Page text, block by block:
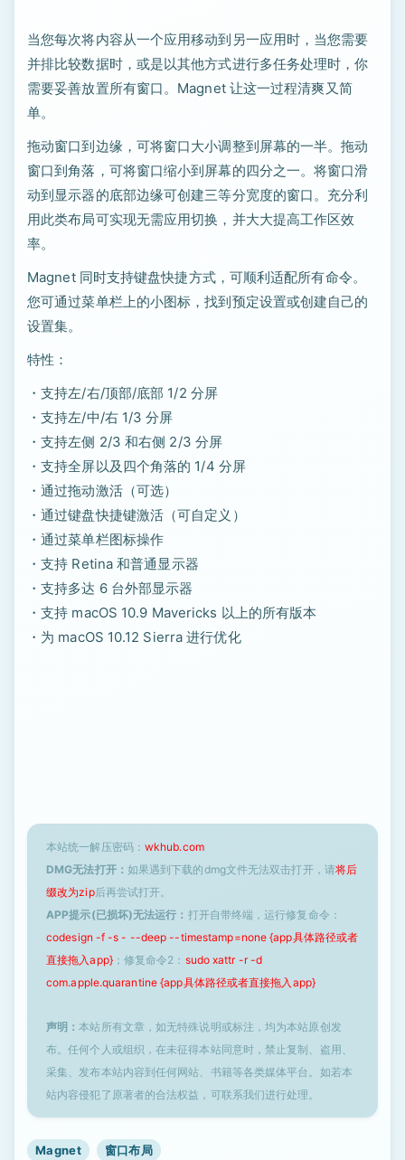
当您每次将内容从一个应用移动到另一应用时，当您需要
并排比较数据时，或是以其他方式进行多任务处理时，你
需要妥善放置所有窗口。Magnet 让这一过程清爽又简
单。
拖动窗口到边缘，可将窗口大小调整到屏幕的一半。拖动
窗口到角落，可将窗口缩小到屏幕的四分之一。将窗口滑
动到显示器的底部边缘可创建三等分宽度的窗口。充分利
用此类布局可实现无需应用切换，并大大提高工作区效
率。
Magnet 同时支持键盘快捷方式，可顺利适配所有命令。
您可通过菜单栏上的小图标，找到预定设置或创建自己的
设置集。
特性：
・支持左/右/顶部/底部 1/2 分屏
・支持左/中/右 1/3 分屏
・支持左侧 2/3 和右侧 2/3 分屏
・支持全屏以及四个角落的 1/4 分屏
・通过拖动激活（可选）
・通过键盘快捷键激活（可自定义）
・通过菜单栏图标操作
・支持 Retina 和普通显示器
・支持多达 6 台外部显示器
・支持 macOS 10.9 Mavericks 以上的所有版本
・为 macOS 10.12 Sierra 进行优化
本站统一解压密码： wkhub.com
DMG无法打开： 如果遇到下载的dmg文件无法双击打开，请将后
缀改为zip后再尝试打开。
APP提示(已损坏)无法运行： 打开自带终端，运行修复命令：
codesign -f -s - --deep --timestamp=none {app具体路径或者
直接拖入app}；修复命令2： sudo xattr -r -d
com.apple.quarantine {app具体路径或者直接拖入app}
声明：本站所有文章，如无特殊说明或标注，均为本站原创发
布。任何个人或组织，在未征得本站同意时，禁止复制、盗用、
采集、发布本站内容到任何网站、书籍等各类媒体平台。如若本
站内容侵犯了原著者的合法权益，可联系我们进行处理。
Magnet 窗口布局